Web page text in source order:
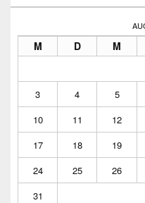
M D M
3
4 5
10
11 12
17
18 19
24
25 26
31